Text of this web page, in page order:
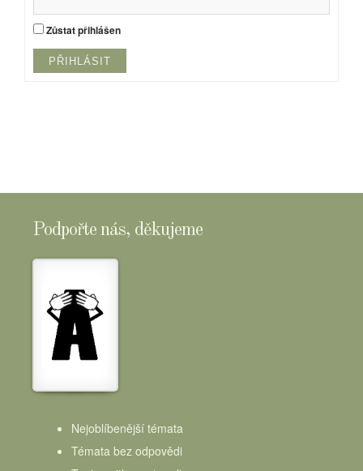
Zůstat přihlášen
PŘIHLÁSIT
Podpořte nás, děkujeme
Nejoblíbenější témata
Témata bez odpovědi